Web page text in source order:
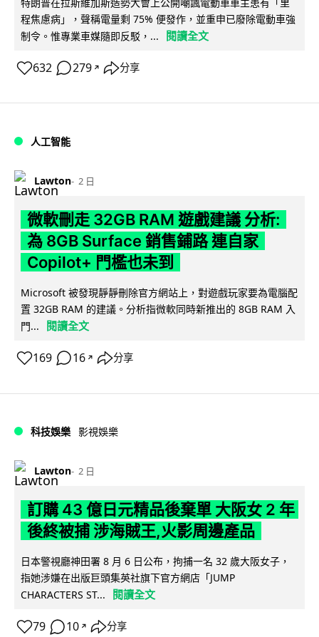
程焦慮病」，聲稱電量剩 75% 便發作，並重申已廢除電動車強
制令。惟專業車媒隨即反駁，...
閱讀全文
632 279 ↗ 分享
人工智能
Lawton 2 日
微軟刪走 32GB RAM 遊戲建議 分析:
為 8GB Surface 銷售鋪路 連自家
Copilot+ 門檻也未到
Microsoft 被發現靜靜刪除官方網站上，對遊戲玩家要為電腦配
置 32GB RAM 的建議。分析指微軟同時新推出的 8GB RAM 入
門...
閱讀全文
169 16 ↗ 分享
科技娛樂 影視娛樂
Lawton 2 日
訂購 43 億日元精品後棄單 大阪女 2 年
後終被捕 涉海賊王,火影周邊產品
日本警視廳神田署 8 月 6 日公布，拘捕一名 32 歲大阪女子，
指她涉嫌在出版巨頭集英社旗下官方網店「JUMP
CHARACTERS ST...
閱讀全文
79 10 ↗ 分享